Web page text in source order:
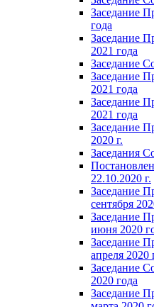
Заседание
года
Заседание
2021 года
Заседание
Заседание
2021 года
Заседание
2021 года
Заседание
2020 г.
Заседания
22.10.2020 г.
Заседание
сентября
Заседание
июня 2020
Заседание
апреля 2020
Заседание
2020 года
Заседание